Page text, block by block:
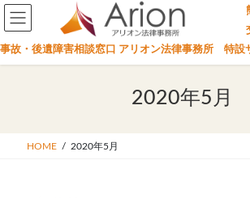
コ
ン
テ
ン
ナ
ビ
ゲ
ー
事故・後遺障害相談窓口 アリオン法律事務所 特設
2020年5月
HOME 2020年5月